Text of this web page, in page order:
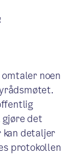
noen
gjøre det
kan detaljer
protokollen